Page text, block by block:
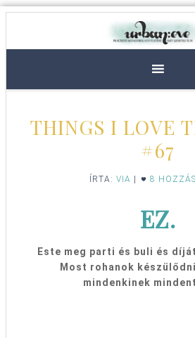
THINGS I LOVE
#67
ÍRTA: VIA 8
EZ.
Este meg parti és buli és
Most rohanok
mindenkinek